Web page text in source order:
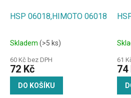
HSP 06018,HIMOTO 06018
Skladem (>5 ks)
60 Kč bez DPH
72 Kč
DO KOŠÍKU
61
74